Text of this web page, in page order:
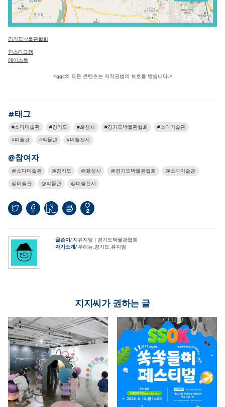
경기도박물관협회
인스타그램
페이스북
<ggc의 모든 콘텐츠는 저작권법의 보호를 받습니다.>
#태그
소다미술관 경기도 화성시 경기도박물관협회 소다미술관
미술관 박물관 미술전시
@참여자
소다미술관 경기도 화성시 경기도박물관협회 소다미술관
미술관 박물관 미술전시
2
글쓴이
지뮤지엄 | 경기도박물관협회
자기소개 우리는.경기도.뮤지엄
지지씨가 권하는 글